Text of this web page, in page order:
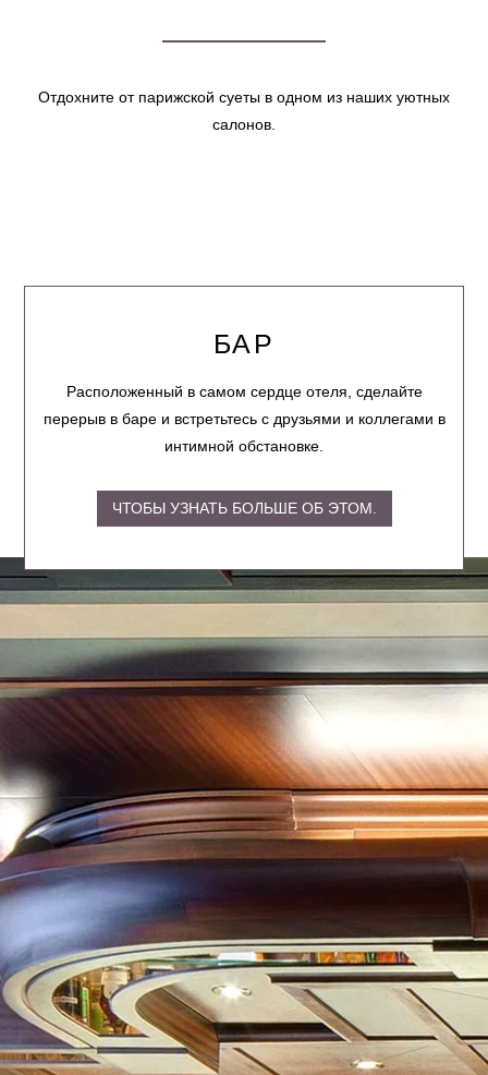
Отдохните от парижской суеты в одном из наших уютных
салонов.
БАР
Расположенный в самом сердце отеля, сделайте
перерыв в баре и встретьтесь с друзьями и коллегами в
интимной обстановке.
ЧТОБЫ УЗНАТЬ БОЛЬШЕ ОБ ЭТОМ.
ОТЕЛЬ
НОМЕРА И ЛЮКСЫ
РЕСТОРАН И БАР
СПЕЦИАЛЬНЫЕ ПРЕДЛОЖЕНИЯ
СВЯЗАТЬСЯ С
1 avenue Carnot